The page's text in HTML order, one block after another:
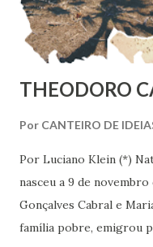
THEODORO
Por CANTEIRO DE
Por Luciano Klein (*)
nasceu a 9 de novembro
Gonçalves Cabral e
família pobre, emigrou